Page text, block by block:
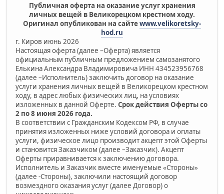
Публичная оферта на оказание услуг хранения
личных вещей в Великорецком крестном ходу.
Оригинал опубликован на сайтеwww.velikoretsky-
hod.ru
г. Киров июнь 2026
Настоящая оферта (далее –Оферта) является
официальным публичным предложением самозанятого
Елькина Александра Владимировича ИНН 434523956768
(далее –Исполнитель) заключить договор на оказание
услуги хранения личных вещей в Великорецком крестном
ходу, в адрес любых физических лиц, на условиях
изложенных в данной Оферте. Срок действия Оферты со
2 по 8 июня 2026 года.
В соответствии с Гражданским Кодексом РФ, в случае
принятия изложенных ниже условий договора и оплаты
услуги, физическое лицо производит акцепт этой Оферты
и становится Заказчиком (далее –Заказчик). Акцепт
Оферты приравнивается к заключению договора.
Исполнитель и Заказчик вместе именуемые «Стороны»
(далее -Стороны), заключили настоящий договор
возмездного оказания услуг (далее Договор) о